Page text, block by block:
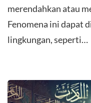
merendahkan atau
Fenomena ini dapat
lingkungan, seperti…